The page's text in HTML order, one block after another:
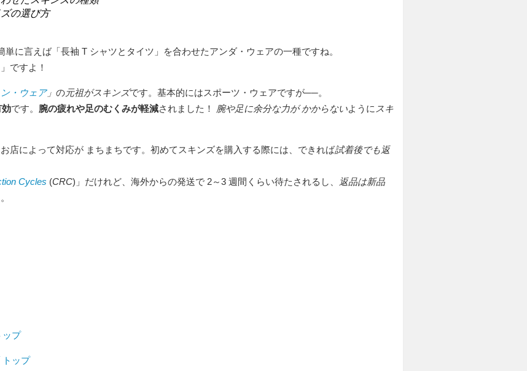
の選び方
単に言えば「長袖 T シャツとタイツ」を合わせたアンダ・ウェアの一種ですね。
」ですよ！
・ウェア」 の元祖がスキンズです。基本的にはスポーツ・ウェアですが──。
です。 腕の疲れや足のむくみが軽減されました！ 腕や足に余分な力が かからないように スキ
店によって対応が まちまちです。初めてスキンズを購入する際には、できれば試着後でも返
Cycles (CRC)」だけれど、海外からの発送で 2～3 週間くらい待たされるし、
返品は新品
ップ
トップ